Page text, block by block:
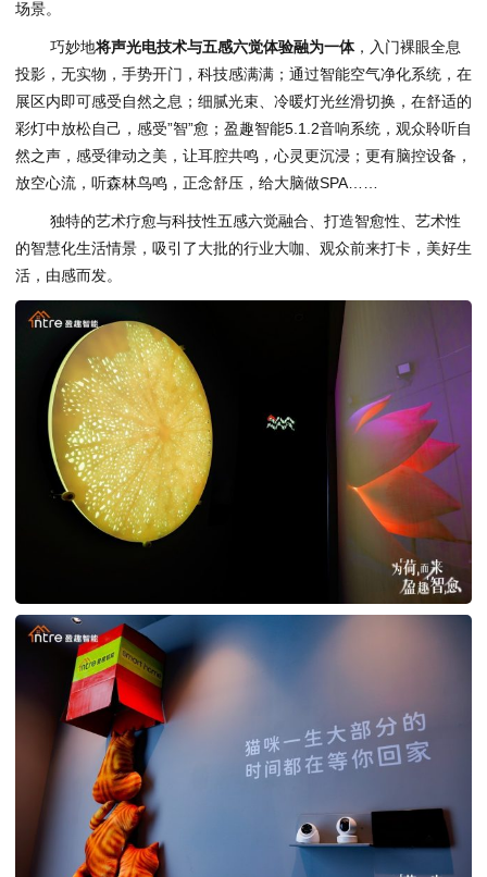
场景。
巧妙地将声光电技术与五感六觉体验融为一体，入门裸眼全息
投影，无实物，手势开门，科技感满满；通过智能空气净化系统，在
展区内即可感受自然之息；细腻光束、冷暖灯光丝滑切换，在舒适的
彩灯中放松自己，感受”智”愈；盈趣智能5.1.2音响系统，观众聆听自
然之声，感受律动之美，让耳腔共鸣，心灵更沉浸；更有脑控设备，
放空心流，听森林鸟鸣，正念舒压，给大脑做SPA……
独特的艺术疗愈与科技性五感六觉融合、打造智愈性、艺术性
的智慧化生活情景，吸引了大批的行业大咖、观众前来打卡，美好生
活，由感而发。